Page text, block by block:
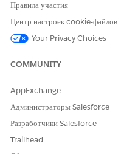
Номер статьи базы знаний
ЭТА СТАТЬЯ
Оставьте свой отзыв,
Правила участия
Центр настроек cookie-файлов
Your Privacy Choices
COMMUNITY
AppExchange
Администраторы Salesforce
Разработчики Salesforce
Trailhead